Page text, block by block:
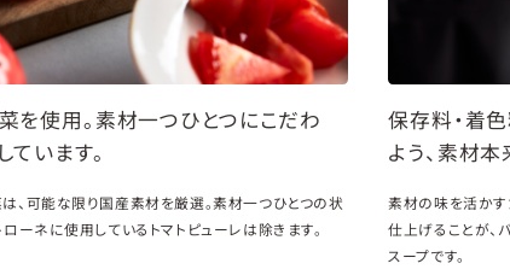
を使用。素材一つひとつにこだわ
います。
、可能な限り国産素材を厳選。素材一つひとつの状
ーネに使用しているトマトピューレは除きます。
保存料・着
よう、素材
素材の味を活かす
仕上げることが、
スープです。